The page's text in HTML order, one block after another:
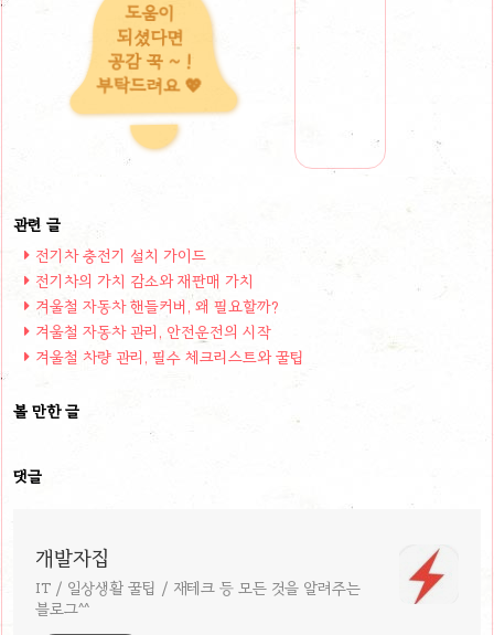
도움이
되셨다면
공감 꾹 ~ !
부탁드려요 💖
전기차 충전기 설치 가이드
전기차의 가치 감소와 재판매 가치
겨울철 자동차 핸들커버, 왜 필요할까?
겨울철 자동차 관리, 안전운전의 시작
겨울철 차량 관리, 필수 체크리스트와 꿀팁
볼 만한 글
댓글
개발자집
IT / 일상생활 꿀팁 / 재테크 등 모든 것을 알려주는
블로그^^